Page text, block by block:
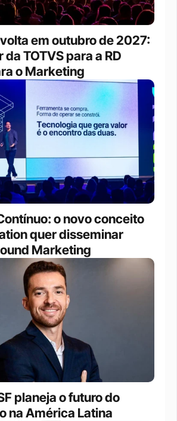
em outubro de 2027:
da TOTVS para a RD
o Marketing
o novo conceito
quer disseminar
Marketing
planeja o futuro do
na América Latina